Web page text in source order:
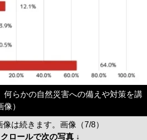
何らかの自然災害への備えや対策を講
）
像は続きます。画像（7/8）
クロールで次の写真 ↓